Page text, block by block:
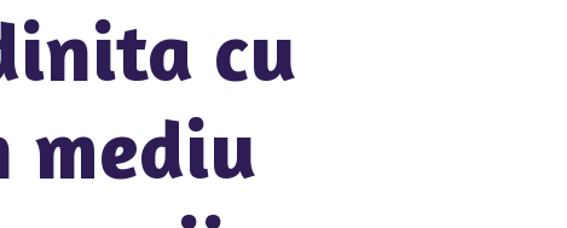
cu
mediu